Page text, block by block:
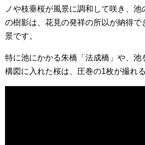
ノや枝垂桜が風景に調和して咲き、池
の樹影は、花見の発祥の所以が納得で
景です。
特に池にかかる朱橋「法成橋」や、池
構図に入れた桜は、圧巻の1枚が撮れ